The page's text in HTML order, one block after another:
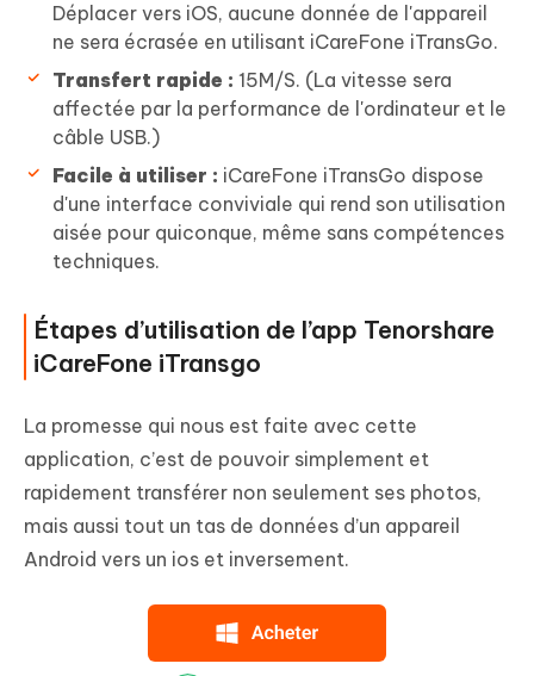
Déplacer vers iOS, aucune donnée de l'appareil
ne sera écrasée en utilisant iCareFone iTransGo.
Transfert rapide : 15M/S. (La vitesse sera
affectée par la performance de l'ordinateur et le
câble USB.)
Facile à utiliser : iCareFone iTransGo dispose
d'une interface conviviale qui rend son utilisation
aisée pour quiconque, même sans compétences
techniques.
Étapes d’utilisation de l’app Tenorshare
iCareFone iTransgo
La promesse qui nous est faite avec cette
application, c’est de pouvoir simplement et
rapidement transférer non seulement ses photos,
mais aussi tout un tas de données d’un appareil
Android vers un ios et inversement.